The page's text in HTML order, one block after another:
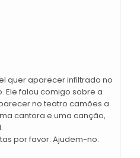
quer aparecer infiltrado no
Ele falou comigo sobre a
no teatro camões a
cantora e uma canção,
por favor. Ajudem-no.